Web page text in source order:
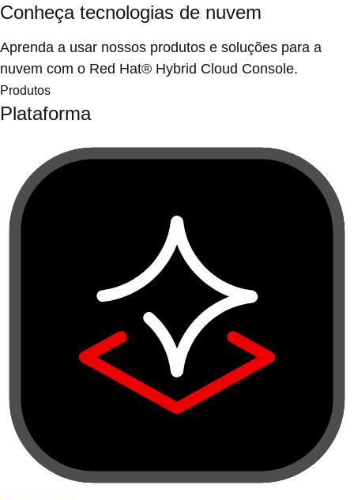
Conheça tecnologias de nuvem
Aprenda a usar nossos produtos e soluções para a
nuvem com o Red Hat® Hybrid Cloud Console.
Produtos
Plataforma